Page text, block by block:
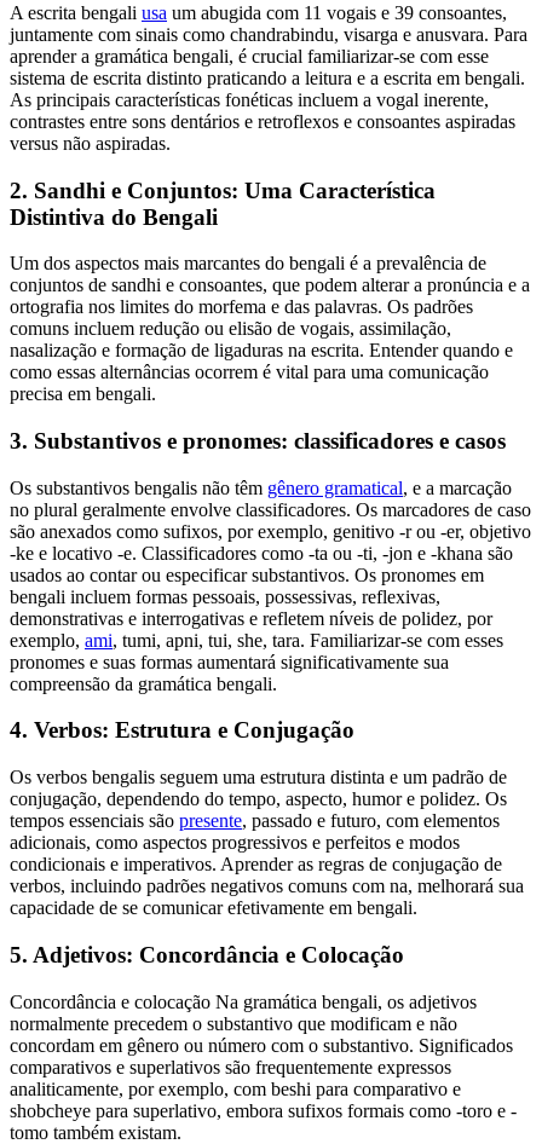
A escrita bengali usa um abugida com 11 vogais e 39 consoantes,
juntamente com sinais como chandrabindu, visarga e anusvara. Para
aprender a gramática bengali, é crucial familiarizar-se com esse
sistema de escrita distinto praticando a leitura e a escrita em bengali.
As principais características fonéticas incluem a vogal inerente,
contrastes entre sons dentários e retroflexos e consoantes aspiradas
versus não aspiradas.
2. Sandhi e Conjuntos: Uma Característica
Distintiva do Bengali
Um dos aspectos mais marcantes do bengali é a prevalência de
conjuntos de sandhi e consoantes, que podem alterar a pronúncia e a
ortografia nos limites do morfema e das palavras. Os padrões
comuns incluem redução ou elisão de vogais, assimilação,
nasalização e formação de ligaduras na escrita. Entender quando e
como essas alternâncias ocorrem é vital para uma comunicação
precisa em bengali.
3. Substantivos e pronomes: classificadores e casos
Os substantivos bengalis não têm gênero gramatical, e a marcação
no plural geralmente envolve classificadores. Os marcadores de caso
são anexados como sufixos, por exemplo, genitivo -r ou -er, objetivo
-ke e locativo -e. Classificadores como -ta ou -ti, -jon e -khana são
usados ao contar ou especificar substantivos. Os pronomes em
bengali incluem formas pessoais, possessivas, reflexivas,
demonstrativas e interrogativas e refletem níveis de polidez, por
exemplo, ami, tumi, apni, tui, she, tara. Familiarizar-se com esses
pronomes e suas formas aumentará significativamente sua
compreensão da gramática bengali.
4. Verbos: Estrutura e Conjugação
Os verbos bengalis seguem uma estrutura distinta e um padrão de
conjugação, dependendo do tempo, aspecto, humor e polidez. Os
tempos essenciais são presente, passado e futuro, com elementos
adicionais, como aspectos progressivos e perfeitos e modos
condicionais e imperativos. Aprender as regras de conjugação de
verbos, incluindo padrões negativos comuns com na, melhorará sua
capacidade de se comunicar efetivamente em bengali.
5. Adjetivos: Concordância e Colocação
Concordância e colocação Na gramática bengali, os adjetivos
normalmente precedem o substantivo que modificam e não
concordam em gênero ou número com o substantivo. Significados
comparativos e superlativos são frequentemente expressos
analiticamente, por exemplo, com beshi para comparativo e
shobcheye para superlativo, embora sufixos formais como -toro e -
tomo também existam.